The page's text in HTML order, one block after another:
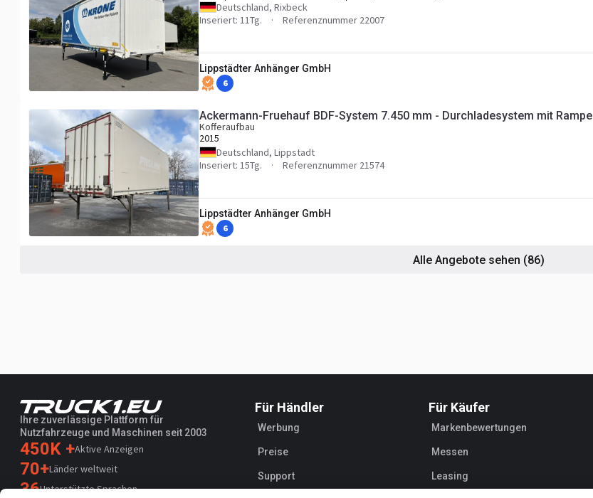
Deutschland, Rixbeck
Inseriert: 11Tg.
Referenznummer 22007
Lippstädter Anhänger GmbH
6
Ackermann-Fruehauf BDF-System 7.450 mm - Durchladesystem mit Rampe
Kofferaufbau
2015
Deutschland, Lippstadt
Inseriert: 15Tg.
Referenznummer 21574
Lippstädter Anhänger GmbH
6
Alle Angebote sehen (86)
Ihre zuverlässige Plattform für
Nutzfahrzeuge und Maschinen seit 2003
450K +Aktive Anzeigen
70+Länder weltweit
36Unterstützte Sprachen
Für Händler
Werbung
Preise
Support
Für Käufer
Markenbewertungen
Messen
Leasing